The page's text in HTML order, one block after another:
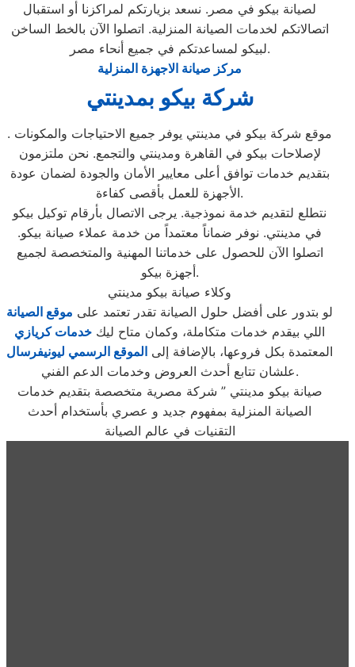
لصيانة بيكو في مصر. نسعد بزيارتكم لمراكزنا أو استقبال
اتصالاتكم لخدمات الصيانة المنزلية. اتصلوا الآن بالخط الساخن
لبيكو لمساعدتكم في جميع أنحاء مصر.
مركز صيانة الاجهزة المنزلية
شركة بيكو بمدينتي
. موقع شركة بيكو في مدينتي يوفر جميع الاحتياجات والمكونات
لإصلاحات بيكو في القاهرة ومدينتي والتجمع. نحن ملتزمون
بتقديم خدمات توافق أعلى معايير الأمان والجودة لضمان عودة
الأجهزة للعمل بأقصى كفاءة.
نتطلع لتقديم خدمة نموذجية. يرجى الاتصال بأرقام توكيل بيكو
في مدينتي. نوفر ضماناً معتمداً من خدمة عملاء صيانة بيكو.
اتصلوا الآن للحصول على خدماتنا المهنية والمتخصصة لجميع
أجهزة بيكو.
وكلاء صيانة بيكو مدينتي
لو بتدور على أفضل حلول الصيانة تقدر تعتمد على موقع الصيانة
اللي بيقدم خدمات متكاملة، وكمان متاح ليك خدمات كريازي
المعتمدة بكل فروعها، بالإضافة إلى الموقع الرسمي ليونيفرسال
علشان تتابع أحدث العروض وخدمات الدعم الفني.
صيانة بيكو مدينتي ” شركة مصرية متخصصة بتقديم خدمات
الصيانة المنزلية بمفهوم جديد و عصري بأستخدام أحدث
التقنيات في عالم الصيانة